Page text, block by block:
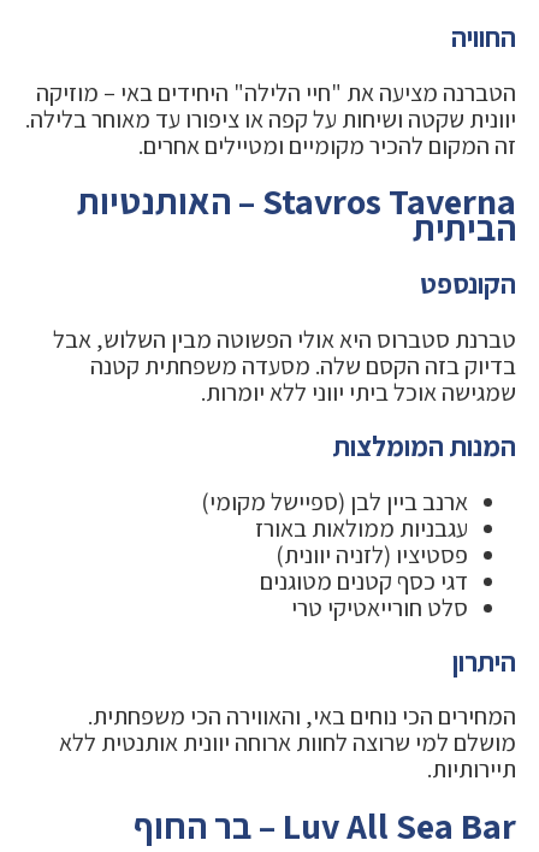
החוויה
הטברנה מציעה את "חיי הלילה" היחידים באי – מוזיקה
יוונית שקטה ושיחות על קפה או ציפורו עד מאוחר בלילה.
זה המקום להכיר מקומיים ומטיילים אחרים.
Stavros Taverna – האותנטיות
הביתית
הקונספט
טברנת סטברוס היא אולי הפשוטה מבין השלוש, אבל
בדיוק בזה הקסם שלה. מסעדה משפחתית קטנה
שמגישה אוכל ביתי יווני ללא יומרות.
המנות המומלצות
ארנב ביין לבן (ספיישל מקומי)
עגבניות ממולאות באורז
פסטיציו (לזניה יוונית)
דגי כסף קטנים מטוגנים
סלט חורייאטיקי טרי
היתרון
המחירים הכי נוחים באי, והאווירה הכי משפחתית.
מושלם למי שרוצה לחוות ארוחה יוונית אותנטית ללא
תיירותיות.
Luv All Sea Bar – בר החוף